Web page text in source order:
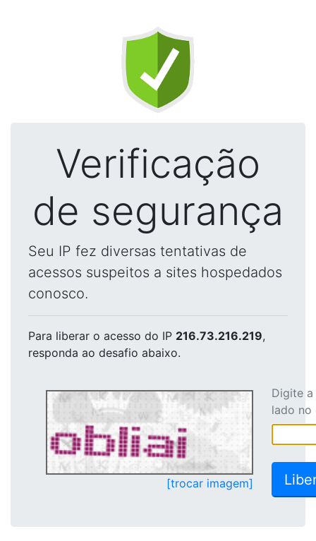
Verificação
de segurança
Seu IP fez diversas tentativas de
acessos suspeitos a sites hospedados
conosco.
Para liberar o acesso do IP 216.73.216.219,
responda ao desafio abaixo.
[trocar imagem]
Digite
lado no